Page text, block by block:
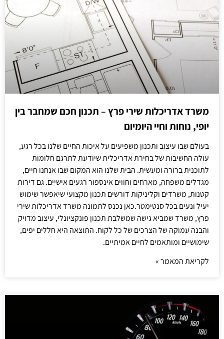
משרד אדריכלות שירי פרץ – תכנון חכם שמחבר בין
יופי, נוחות וחיי היומיום
בעולם שבו עיצוב ותכנון משפיעים על איכות החיים שלנו בכל רגע,
עולה החשיבות של בחירת אדריכלית שיודעת לתרגם חלומות
לתוכנית ברורה ומעשית. הבית שלנו הוא המקום שבו אנחנו חיים,
מגדלים משפחה, מארחים וחווים אינספור רגעים אישיים. גם דירות
קטנות, משרדים וקליניקות דורשים תכנון מקצועי שיאפשר שימוש
יעיל ונעים בכל סנטימטר.כאן נכנס לתמונה משרד אדריכלות שירי
פרץ, משרד שמביא גישה שמשלבת תכנון פונקציונלי, עיצוב מדויק
והבנה עמוקה של הצרכים של כל לקוח. התוצאה היא חללים יפים,
שימושיים ומותאמים לחיים אמיתיים.
לקריאת המאמר »